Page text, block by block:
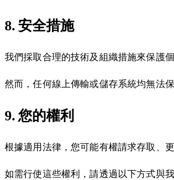
8. 安全措施
我們採取合理的技術及組織措施來保護
然而，任何線上傳輸或儲存系統均無法
9. 您的權利
根據適用法律，您可能有權請求存取、
如需行使這些權利，請透過以下方式與我